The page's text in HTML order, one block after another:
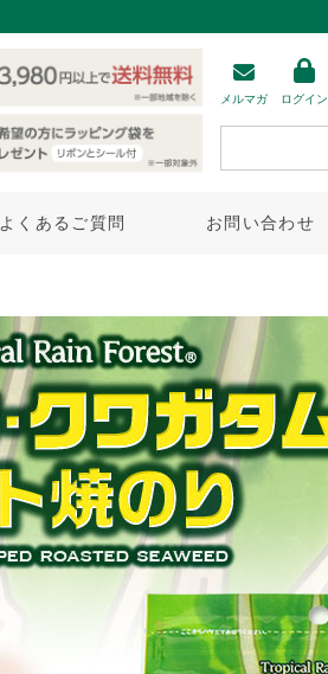
メルマガ ログイン
よくあるご質問 お問い合わせ